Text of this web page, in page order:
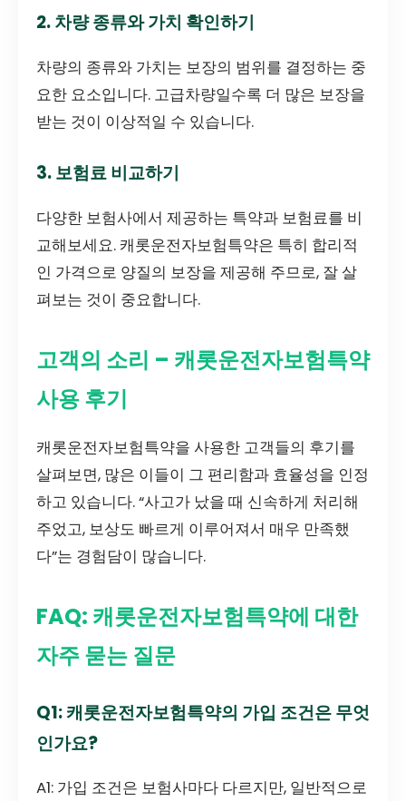
2. 차량 종류와 가치 확인하기
차량의 종류와 가치는 보장의 범위를 결정하는 중
요한 요소입니다. 고급차량일수록 더 많은 보장을
받는 것이 이상적일 수 있습니다.
3. 보험료 비교하기
다양한 보험사에서 제공하는 특약과 보험료를 비
교해보세요. 캐롯운전자보험특약은 특히 합리적
인 가격으로 양질의 보장을 제공해 주므로, 잘 살
펴보는 것이 중요합니다.
고객의 소리 – 캐롯운전자보험특약
사용 후기
캐롯운전자보험특약을 사용한 고객들의 후기를
살펴보면, 많은 이들이 그 편리함과 효율성을 인정
하고 있습니다. “사고가 났을 때 신속하게 처리해
주었고, 보상도 빠르게 이루어져서 매우 만족했
다”는 경험담이 많습니다.
FAQ: 캐롯운전자보험특약에 대한
자주 묻는 질문
Q1: 캐롯운전자보험특약의 가입 조건은 무엇
인가요?
A1: 가입 조건은 보험사마다 다르지만, 일반적으로